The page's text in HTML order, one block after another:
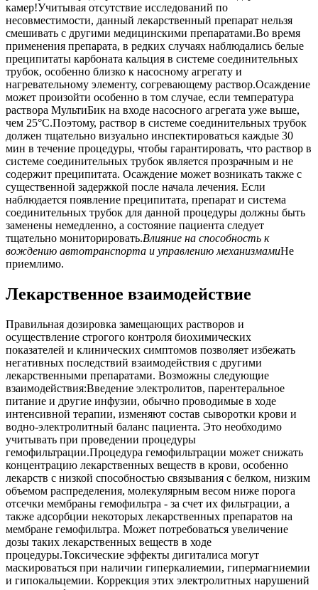
камер!Учитывая отсутствие исследований по
несовместимости, данный лекарственный препарат нельзя
смешивать с другими медицинскими препаратами.Во время
применения препарата, в редких случаях наблюдались белые
преципитаты карбоната кальция в системе соединительных
трубок, особенно близко к насосному агрегату и
нагревательному элементу, согревающему раствор.Осаждение
может произойти особенно в том случае, если температура
раствора МультиБик на входе насосного агрегата уже выше,
чем 25°С.Поэтому, раствор в системе соединительных трубок
должен тщательно визуально инспектироваться каждые 30
мин в течение процедуры, чтобы гарантировать, что раствор в
системе соединительных трубок является прозрачным и не
содержит преципитата. Осаждение может возникать также с
существенной задержкой после начала лечения. Если
наблюдается появление преципитата, препарат и система
соединительных трубок для данной процедуры должны быть
заменены немедленно, а состояние пациента следует
тщательно мониторировать.Влияние на способность к
вождению автотранспорта и управлению механизмамиНе
приемлимо.
Лекарственное взаимодействие
Правильная дозировка замещающих растворов и
осуществление строгого контроля биохимических
показателей и клинических симптомов позволяет избежать
негативных последствий взаимодействия с другими
лекарственными препаратами. Возможны следующие
взаимодействия:Введение электролитов, парентеральное
питание и другие инфузии, обычно проводимые в ходе
интенсивной терапии, изменяют состав сыворотки крови и
водно-электролитный баланс пациента. Это необходимо
учитывать при проведении процедуры
гемофильтрации.Процедура гемофильтрации может снижать
концентрацию лекарственных веществ в крови, особенно
лекарств с низкой способностью связывания с белком, низким
объемом распределения, молекулярным весом ниже порога
отсечки мембраны гемофильтра - за счет их фильтрации, а
также адсорбции некоторых лекарственных препаратов на
мембране гемофильтра. Может потребоваться увеличение
дозы таких лекарственных веществ в ходе
процедуры.Токсические эффекты дигиталиса могут
маскироваться при наличии гиперкалиемии, гипермагниемии
и гипокальцемии. Коррекция этих электролитных нарушений